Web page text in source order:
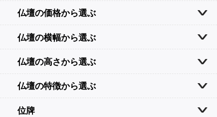
仏壇の価格から選ぶ
仏壇の横幅から選ぶ
仏壇の高さから選ぶ
仏壇の特徴から選ぶ
位牌